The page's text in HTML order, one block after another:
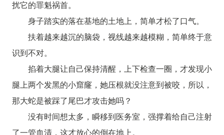
扰它的罪魁祸首。
身子踏实的落在基地的土地上，简单才松了口气。
扶着越来越沉的脑袋，视线越来越模糊，简单终于意
识到不对。
掐着大腿让自己保持清醒，上下检查一圈，才发现小
腿上两个发黑的小窟窿，她压根就没注意到被咬，所以，
那大蛇是被踩了尾巴才攻击她吗？
没有时间想太多，瞬移到医务室，强撑着给自己注射
了一管血清，这才放心的倒在地上。